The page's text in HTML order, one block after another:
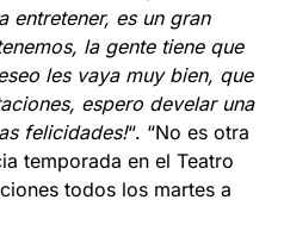
entretener, es un gran
la gente tiene que
les vaya muy bien, que
espero develar una
felicidades!“. “No es otra
temporada en el Teatro
todos los martes a